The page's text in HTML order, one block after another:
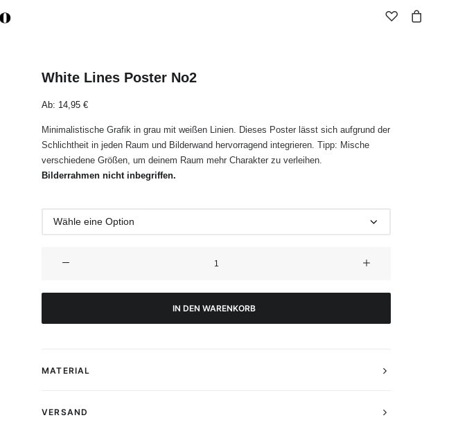
White Lines Poster No2
Ab: 14,95 €
Minimalistische Grafik in grau mit weißen Linien. Dieses Poster lässt sich aufgrund der
Schlichtheit in jeden Raum und Bilderwand hervorragend integrieren. Tipp: Mische
verschiedene Größen, um deinem Raum mehr Charakter zu verleihen.
Bilderrahmen nicht inbegriffen.
Poster
Menge
IN DEN WARENKORB
MATERIAL
VERSAND